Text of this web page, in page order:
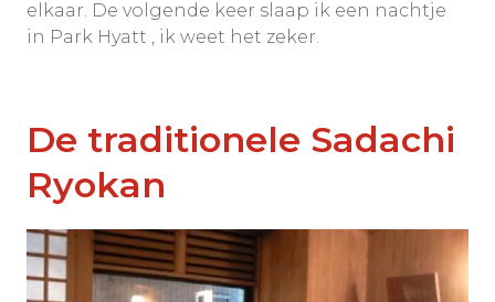
elkaar. De volgende keer slaap ik een nachtje
in Park Hyatt , ik weet het zeker.
De traditionele Sadachi
Ryokan